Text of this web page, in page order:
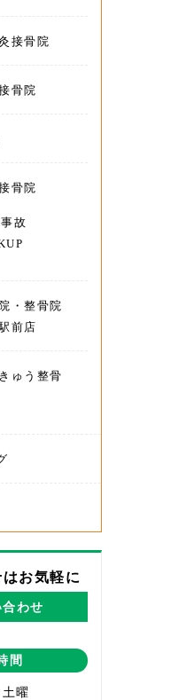
接骨院
骨院
骨院
故
・整骨院
前店
ゅう整骨
お気軽に
わせ
間
曜